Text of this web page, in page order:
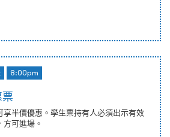
8:00pm
享半價優惠。學生票持有人必須出示有效
方可進場。